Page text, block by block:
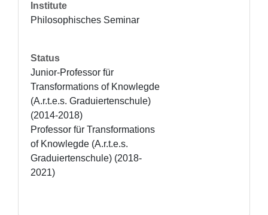
Institute
Philosophisches Seminar
Status
Junior-Professor für
Transformations of Knowlegde
(A.r.t.e.s. Graduiertenschule)
(2014-2018)
Professor für Transformations
of Knowlegde (A.r.t.e.s.
Graduiertenschule) (2018-
2021)